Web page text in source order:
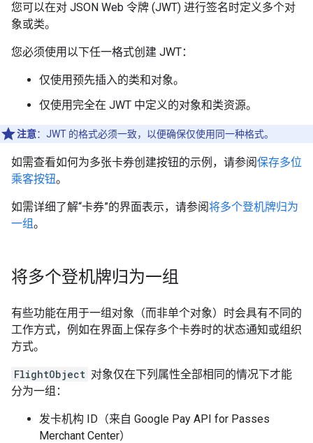
您可以在对 JSON Web 令牌 (JWT) 进行签名时定义多个对
象或类。
您必须使用以下任一格式创建 JWT：
仅使用预先插入的类和对象。
仅使用完全在 JWT 中定义的对象和类资源。
注意：JWT 的格式必须一致，以便确保仅使用同一种格式。
如需查看如何为多张卡券创建按钮的示例，请参阅保存多位
乘客按钮。
如需详细了解“卡券”的界面表示，请参阅将多个登机牌归为
一组。
将多个登机牌归为一组
有些功能在用于一组对象（而非单个对象）时会具有不同的
工作方式，例如在界面上保存多个卡券时的状态通知或组织
方式。
FlightObject 对象仅在下列属性全部相同的情况下才能
分为一组：
发卡机构 ID（来自 Google Pay API for Passes
Merchant Center）